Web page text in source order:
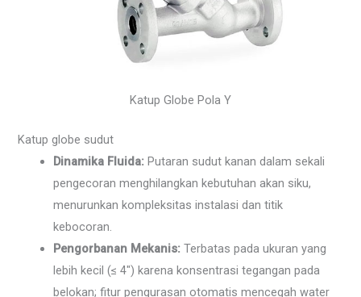
Katup Globe Pola Y
Katup globe sudut
Dinamika Fluida: Putaran sudut kanan dalam sekali
pengecoran menghilangkan kebutuhan akan siku,
menurunkan kompleksitas instalasi dan titik
kebocoran.
Pengorbanan Mekanis: Terbatas pada ukuran yang
lebih kecil (≤ 4″) karena konsentrasi tegangan pada
belokan; fitur pengurasan otomatis mencegah water